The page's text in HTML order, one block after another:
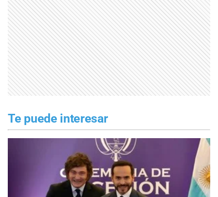
Te puede interesar